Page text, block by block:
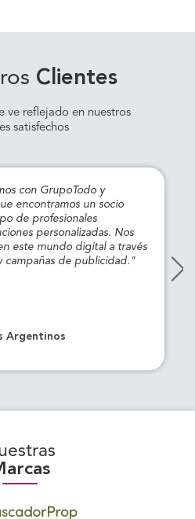
Clientes
ve reflejado en nuestros
satisfechos
con GrupoTodo y
encontramos un socio
de profesionales
personalizadas. Nos
este mundo digital a través
campañas de publicidad."
Argentinos